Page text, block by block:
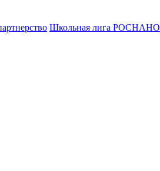
Школьная лига РОСНАНО